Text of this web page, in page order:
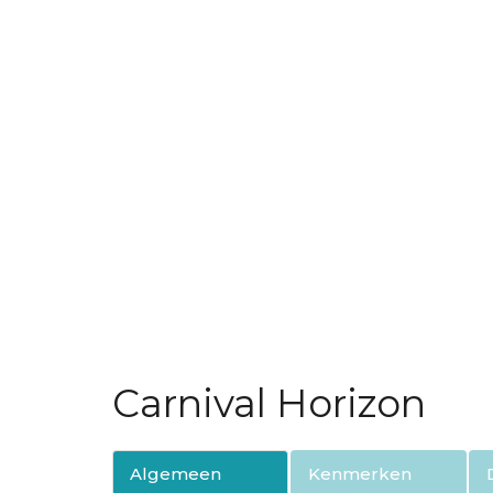
Carnival Horizon
Algemeen Kenmerken